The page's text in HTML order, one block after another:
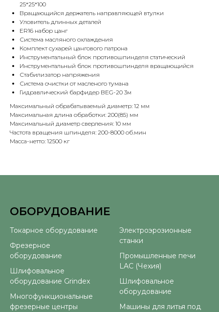
25*25*100
Вращающийся держатель направляющей втулки
Уловитель длинных деталей
ER16 набор цанг
Система масляного охлаждения
Комплект сухарей цангового патрона
Инструментальный блок противошпинделя статический
Инструментальный блок противошпинделя вращающийся
Стабилизатор напряжения
Система очистки от масленого тумана
Гидравлический барфидер BEG-20 3м
Максимальный обрабатываемый диаметр: 12 мм
Максимальная длина обработки: 200(85) мм
Максимальный диаметр сверления: 10 мм
Частота вращения шпинделя: 200-8000 об.мин
Масса-нетто: 12500 кг
ОБОРУДОВАНИЕ
Токарное оборудование
Фрезерное
оборудование
Шлифовальное
оборудование Grindex
Многофункциональные
фрезерные центры
Электроэрозионные
станки
Промышленные печи
LAC (Чехия)
Шлифовальное
оборудование
Машины для литья под